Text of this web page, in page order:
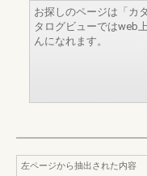
お探しのページは「カ
タログビューではweb
んになれます。
左ページから抽出された内容